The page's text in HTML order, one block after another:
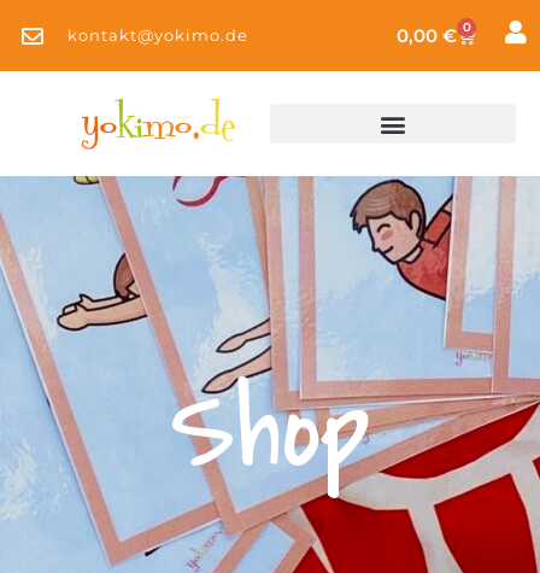
kontakt@yokimo.de 0,00 € 0
Shop